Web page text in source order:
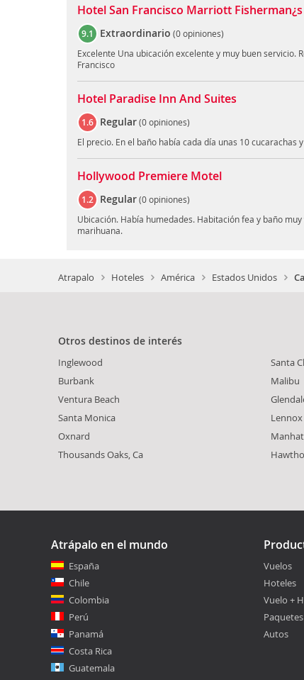
Hotel San Francisco Marriott
9.1 Extraordinario (0 opiniones)
Excelente Una ubicación excelente y muy buen servicio.
Francisco
Hotel Paradise Inn And Suites
1.6 Regular(0 opiniones)
El precio. En el baño había cada día unas 10 cucarachas
Hollywood Premiere Motel
1.2 Regular(0 opiniones)
Ubicación. Había humedades. Habitación fea y baño
marihuana.
Atrapalo Hoteles América Estados Unidos
Otros destinos de interés
Inglewood
Burbank
Ventura Beach
Santa Monica
Oxnard
Thousands Oaks, Ca
Santa
Malibu
Lennox
Atrápalo en el mundo
España
Chile
Colombia
Perú
Panamá
Costa Rica
Guatemala
Vuelos
Hoteles
Vuelo +
Paquetes
Autos